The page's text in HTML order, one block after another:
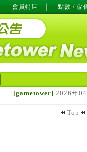
會員特區 點數 / 儲
[gametower] 2026年
Top